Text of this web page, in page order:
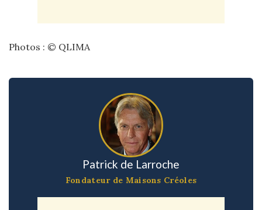
Photos : © QLIMA
Patrick de Larroche
Fondateur de Maisons Créoles